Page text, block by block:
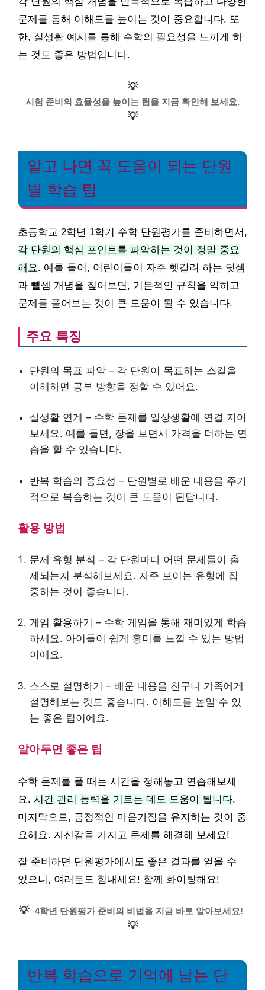
문제를 통해 이해도를 높이는 것이 중요합니다. 또
한, 실생활 예시를 통해 수학의 필요성을 느끼게 하
는 것도 좋은 방법입니다.
💡
시험 준비의 효율성을 높이는 팁을 지금 확인해 보세요.
💡
알고 나면 꼭 도움이 되는 단원
별 학습 팁
초등학교 2학년 1학기 수학 단원평가를 준비하면서,
각 단원의 핵심 포인트를 파악하는 것이 정말 중요
해요. 예를 들어, 어린이들이 자주 헷갈려 하는 덧셈
과 뺄셈 개념을 짚어보면, 기본적인 규칙을 익히고
문제를 풀어보는 것이 큰 도움이 될 수 있습니다.
주요 특징
단원의 목표 파악 – 각 단원이 목표하는 스킬을
이해하면 공부 방향을 정할 수 있어요.
실생활 연계 – 수학 문제를 일상생활에 연결 지어
보세요. 예를 들면, 장을 보면서 가격을 더하는 연
습을 할 수 있습니다.
반복 학습의 중요성 – 단원별로 배운 내용을 주기
적으로 복습하는 것이 큰 도움이 된답니다.
활용 방법
문제 유형 분석 – 각 단원마다 어떤 문제들이 출
제되는지 분석해보세요. 자주 보이는 유형에 집
중하는 것이 좋습니다.
게임 활용하기 – 수학 게임을 통해 재미있게 학습
하세요. 아이들이 쉽게 흥미를 느낄 수 있는 방법
이에요.
스스로 설명하기 – 배운 내용을 친구나 가족에게
설명해보는 것도 좋습니다. 이해도를 높일 수 있
는 좋은 팁이에요.
알아두면 좋은 팁
수학 문제를 풀 때는 시간을 정해놓고 연습해보세
요. 시간 관리 능력을 기르는 데도 도움이 됩니다.
마지막으로, 긍정적인 마음가짐을 유지하는 것이 중
요해요. 자신감을 가지고 문제를 해결해 보세요!
잘 준비하면 단원평가에서도 좋은 결과를 얻을 수
있으니, 여러분도 힘내세요! 함께 화이팅해요!
💡 4학년 단원평가 준비의 비법을 지금 바로 알아보세요!
💡
반복 학습으로 기억에 남는 단